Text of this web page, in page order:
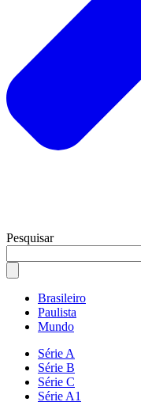
Pesquisar
Brasileiro
Paulista
Mundo
Série A
Série B
Série C
Série A1